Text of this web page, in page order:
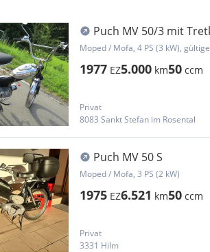
Puch MV 50/3 mit
Anmeldefertig
Moped / Mofa, 4 PS (3 kW),
1977 EZ5.000 km50 ccm
Privat
8083 Sankt Stefan im Rosental
Puch MV 50 S
Moped / Mofa, 3 PS (2 kW)
1975 EZ6.521 km50 ccm
Privat
3331 Hilm